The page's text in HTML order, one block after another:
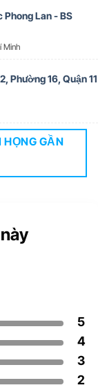
Phong Lan - BS
Minh
Phường 16, Quận 11
HỌNG GẦN
5
4
3
2